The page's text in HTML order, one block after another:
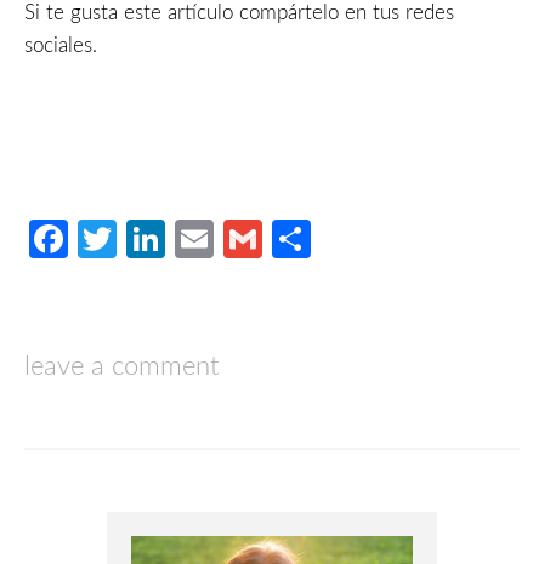
Si te gusta este artículo compártelo en tus redes
sociales.
Facebook
TwitterLinkedIn
EmailGmail
leave a comment